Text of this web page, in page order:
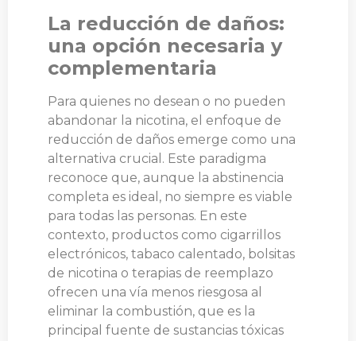
La reducción de daños:
una opción necesaria y
complementaria
Para quienes no desean o no pueden
abandonar la nicotina, el enfoque de
reducción de daños emerge como una
alternativa crucial. Este paradigma
reconoce que, aunque la abstinencia
completa es ideal, no siempre es viable
para todas las personas. En este
contexto, productos como cigarrillos
electrónicos, tabaco calentado, bolsitas
de nicotina o terapias de reemplazo
ofrecen una vía menos riesgosa al
eliminar la combustión, que es la
principal fuente de sustancias tóxicas